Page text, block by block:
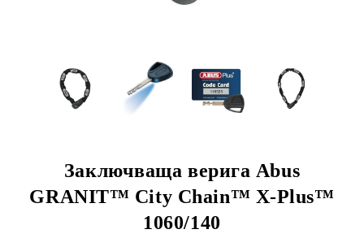
Заключваща верига Abus
GRANIT™ City Chain™ X-Plus™
1060/140